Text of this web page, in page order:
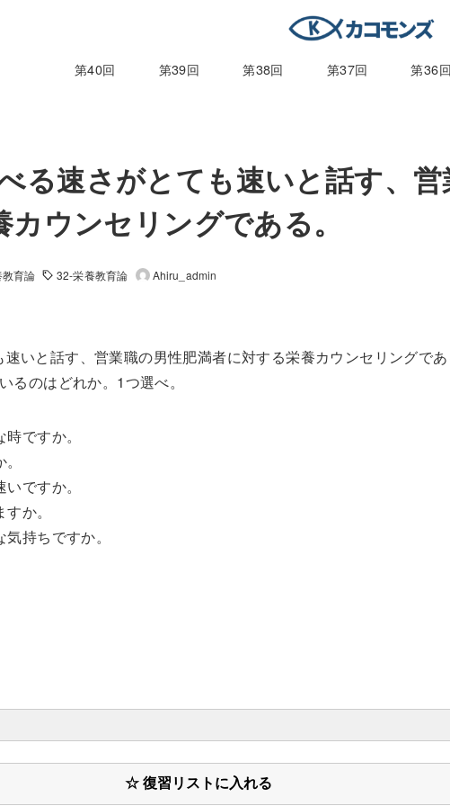
第40回 第39回 第38回 第37回 第36回
る速さがとても速いと話す、
ウンセリングである。
育論 32-栄養教育論 Ahiru_admin
いと話す、営業職の男性肥満者に対する栄養カウンセリングで
るのはどれか。1つ選べ。
ですか。
ですか。
か。
持ちですか。
☆ 復習リストに入れる